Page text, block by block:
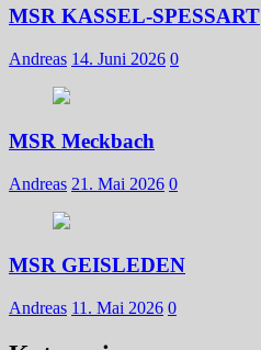
MSR KASSEL-SPESSART
Andreas 14. Juni 2026 0
MSR Meckbach
Andreas 21. Mai 2026 0
MSR GEISLEDEN
Andreas 11. Mai 2026 0